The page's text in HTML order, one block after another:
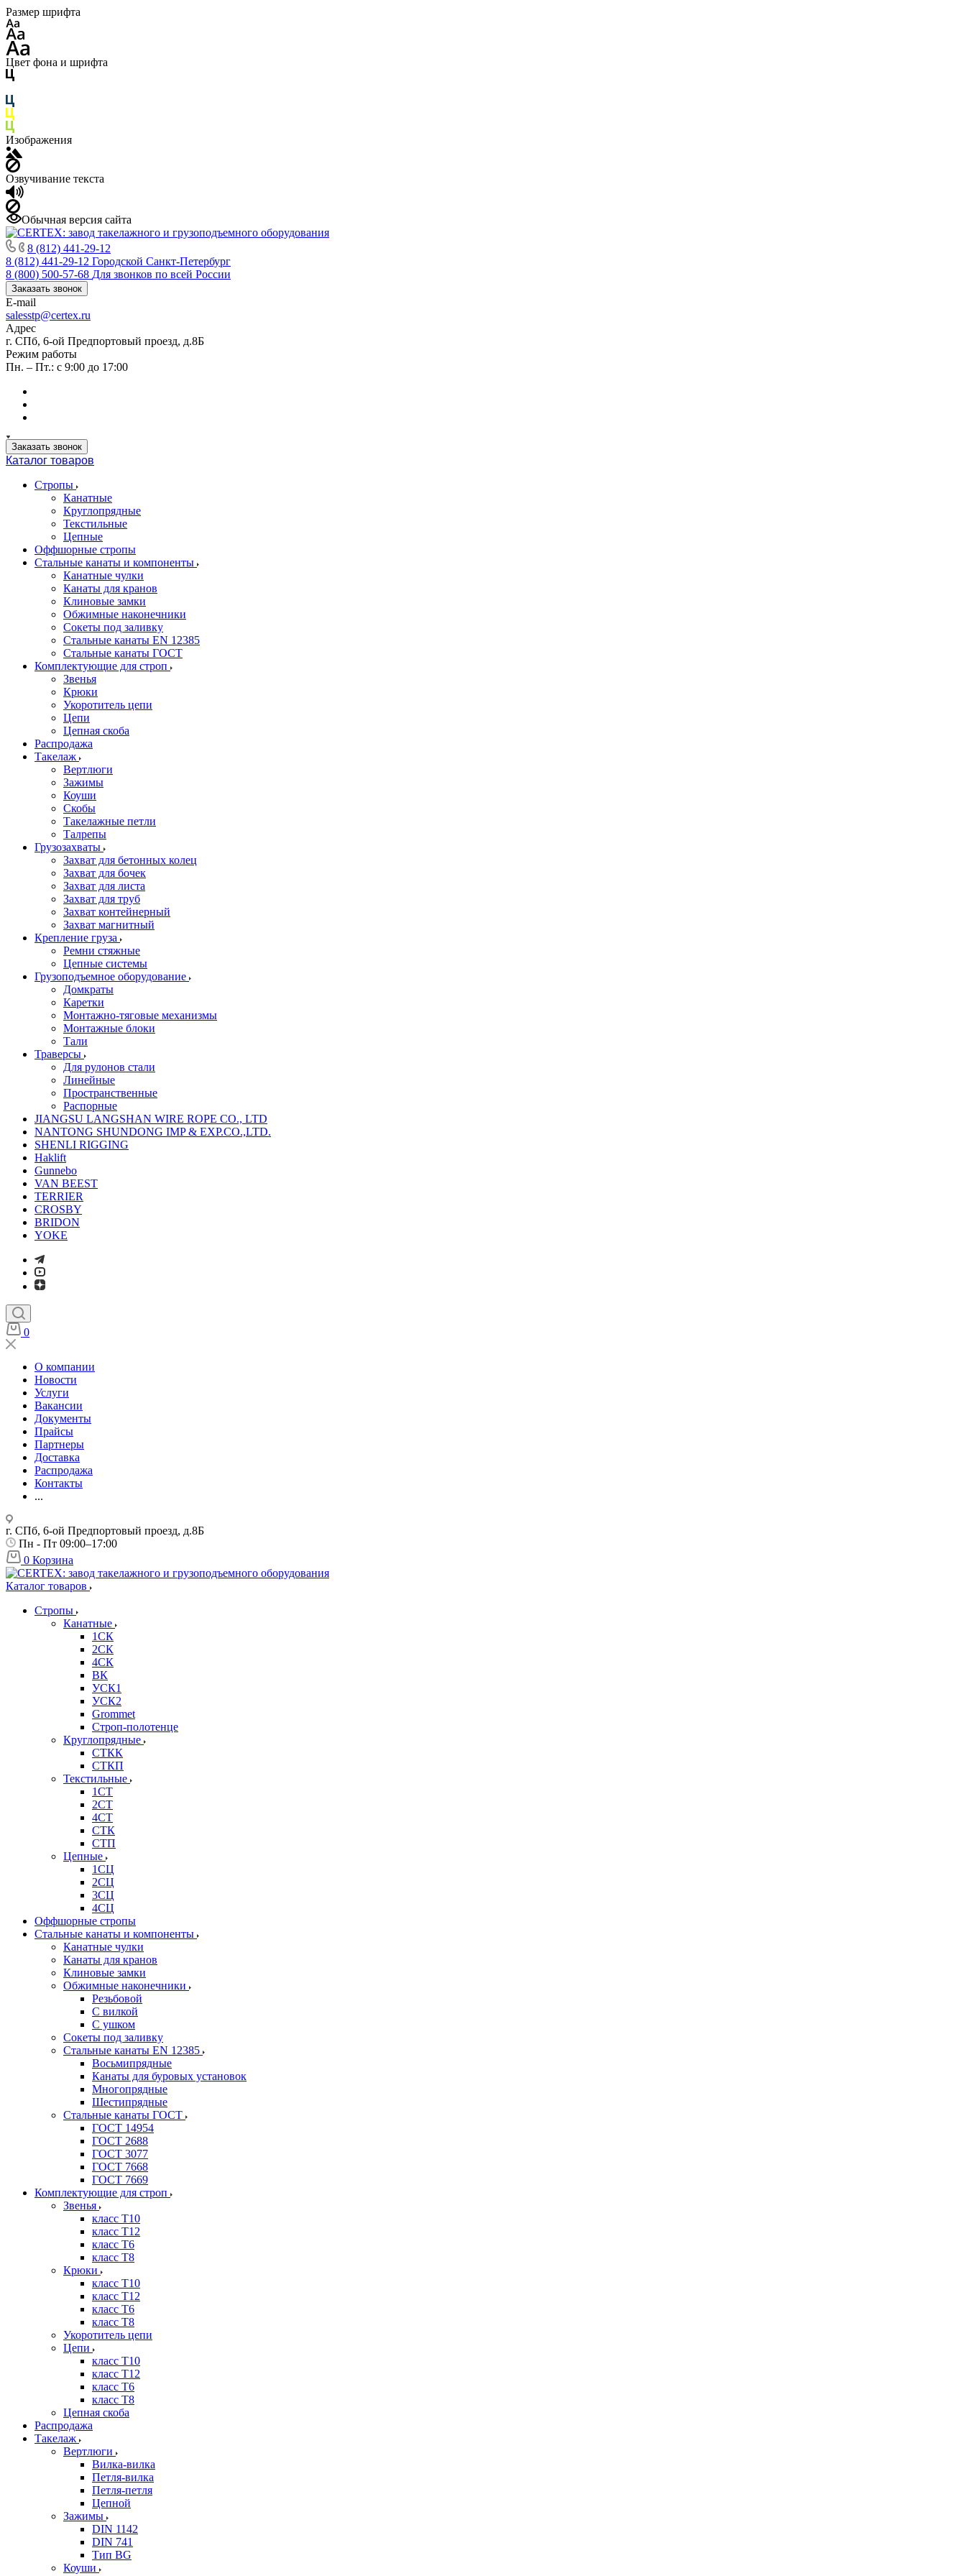
Размер шрифта
Цвет фона и шрифта
Изображения
Озвучивание текста
Обычная версия сайта
8 (812) 441-29-12
8 (812) 441-29-12 Городской Санкт-Петербург
8 (800) 500-57-68 Для звонков по всей России
Заказать звонок
E-mail
salesstp@certex.ru
Адрес
г. СПб, 6-ой Предпортовый проезд, д.8Б
Режим работы
Пн. – Пт.: с 9:00 до 17:00
Заказать звонок
Каталог товаров
Стропы
Канатные
Круглопрядные
Текстильные
Цепные
Оффшорные стропы
Стальные канаты и компоненты
Канатные чулки
Канаты для кранов
Клиновые замки
Обжимные наконечники
Сокеты под заливку
Стальные канаты EN 12385
Стальные канаты ГОСТ
Комплектующие для строп
Звенья
Крюки
Укоротитель цепи
Цепи
Цепная скоба
Распродажа
Такелаж
Вертлюги
Зажимы
Коуши
Скобы
Такелажные петли
Талрепы
Грузозахваты
Захват для бетонных колец
Захват для бочек
Захват для листа
Захват для труб
Захват контейнерный
Захват магнитный
Крепление груза
Ремни стяжные
Цепные системы
Грузоподъемное оборудование
Домкраты
Каретки
Монтажно-тяговые механизмы
Монтажные блоки
Тали
Траверсы
Для рулонов стали
Линейные
Пространственные
Распорные
JIANGSU LANGSHAN WIRE ROPE CO., LTD
NANTONG SHUNDONG IMP & EXP.CO.,LTD.
SHENLI RIGGING
Haklift
Gunnebo
VAN BEEST
TERRIER
CROSBY
BRIDON
YOKE
0
О компании
Новости
Услуги
Вакансии
Документы
Прайсы
Партнеры
Доставка
Распродажа
Контакты
...
г. СПб, 6-ой Предпортовый проезд, д.8Б
Пн - Пт 09:00–17:00
0 Корзина
Каталог товаров
Стропы
Канатные
1СК
2СК
4СК
ВК
УСК1
УСК2
Grommet
Строп-полотенце
Круглопрядные
СТКК
СТКП
Текстильные
1СТ
2СТ
4СТ
СТК
СТП
Цепные
1СЦ
2СЦ
3СЦ
4СЦ
Оффшорные стропы
Стальные канаты и компоненты
Канатные чулки
Канаты для кранов
Клиновые замки
Обжимные наконечники
Резьбовой
С вилкой
С ушком
Сокеты под заливку
Стальные канаты EN 12385
Восьмипрядные
Канаты для буровых установок
Многопрядные
Шестипрядные
Стальные канаты ГОСТ
ГОСТ 14954
ГОСТ 2688
ГОСТ 3077
ГОСТ 7668
ГОСТ 7669
Комплектующие для строп
Звенья
класс Т10
класс Т12
класс Т6
класс Т8
Крюки
класс Т10
класс Т12
класс Т6
класс Т8
Укоротитель цепи
Цепи
класс Т10
класс Т12
класс Т6
класс Т8
Цепная скоба
Распродажа
Такелаж
Вертлюги
Вилка-вилка
Петля-вилка
Петля-петля
Цепной
Зажимы
DIN 1142
DIN 741
Тип BG
Коуши